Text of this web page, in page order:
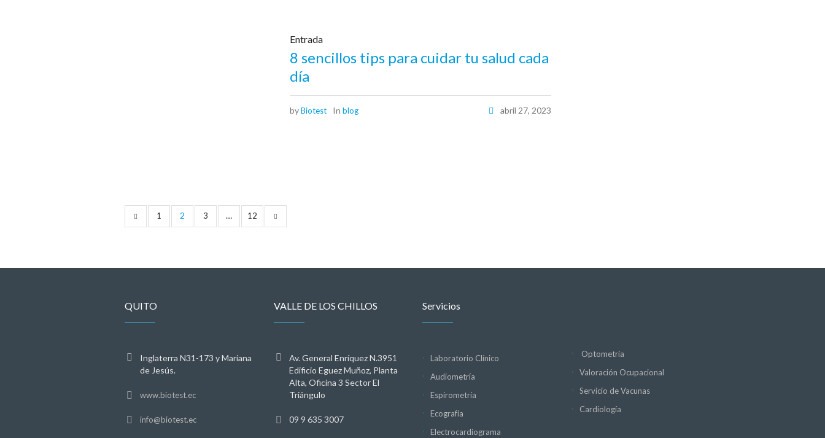
Entrada
8 sencillos tips para cuidar tu salud cada
día
abril 27, 2023
byBiotest In blog
1 2 3 … 12
QUITO
Inglaterra N31-173 y Mariana
de Jesús.
www.biotest.ec
info@biotest.ec
VALLE DE LOS CHILLOS
Av. General Enríquez N.3951
Edificio Eguez Muñoz, Planta
Alta, Oficina 3 Sector El
Triángulo
09 9 635 3007
Servicios
Laboratorio Clínico
Audiometría
Espirometría
Ecografía
Electrocardiograma
Optometría
Valoración Ocupacional
Servicio de Vacunas
Cardiología